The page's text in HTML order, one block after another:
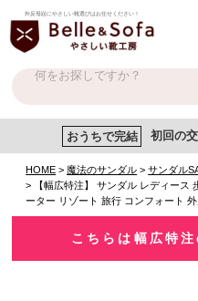
外反母趾にやさしい靴選びはお任せください！
おうちで完結 初回の
HOME 魔法のサンダル
サンダル
【幅広特注】 サンダル レディース
ーター リゾート 旅行 コンフォート
こちらは幅広特